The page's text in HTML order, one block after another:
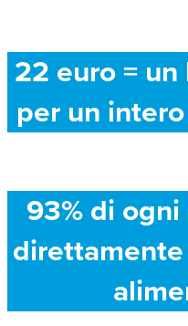
22 euro =
per un
93% di